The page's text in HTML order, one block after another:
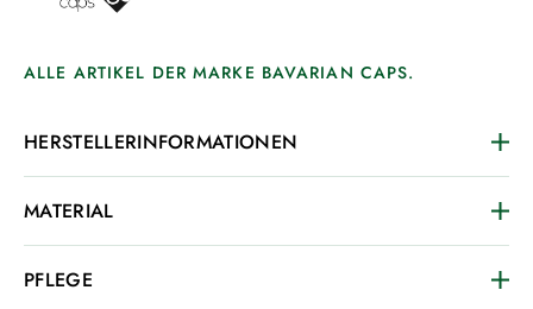
ALLE ARTIKEL DER MARKE BAVARIAN CAPS.
HERSTELLERINFORMATIONEN
MATERIAL
PFLEGE